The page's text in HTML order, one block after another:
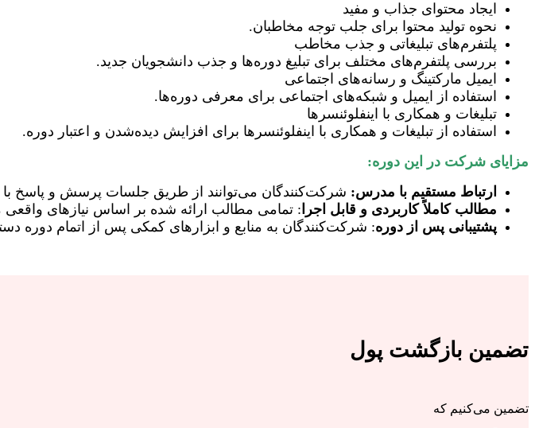
ایجاد محتوای جذاب و مفید
نحوه تولید محتوا برای جلب توجه مخاطبان.
پلتفرم‌های تبلیغاتی و جذب مخاطب
بررسی پلتفرم‌های مختلف برای تبلیغ دوره‌ها و جذب دانشجویان جدید.
ایمیل مارکتینگ و رسانه‌های اجتماعی
استفاده از ایمیل و شبکه‌های اجتماعی برای معرفی دوره‌ها.
تبلیغات و همکاری با اینفلوئنسرها
استفاده از تبلیغات و همکاری با اینفلوئنسرها برای افزایش دیده‌شدن و اعتبار دوره.
مزایای شرکت در این دوره:
ارتباط مستقیم با مدرس: شرکت‌کنندگان می‌توانند از طریق جلسات پرسش و پاسخ با
مطالب کاملاً کاربردی و قابل اجرا : تمامی مطالب ارائه شده بر اساس نیازهای
پشتیبانی پس از دوره: شرکت‌کنندگان به منابع و ابزارهای کمکی پس از اتمام دوره
تضمین بازگشت پول
تضمین می‌کنیم که